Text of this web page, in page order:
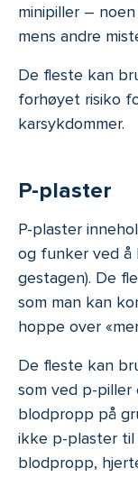
minipiller –
mens andre
De fleste kan
forhøyet risiko
karsykdommer.
P-plaster
P-plaster
og funker ved å
gestagen). De
som man kan
hoppe over
De fleste kan
som ved p-
blodpropp på
ikke p-plaster
blodpropp,